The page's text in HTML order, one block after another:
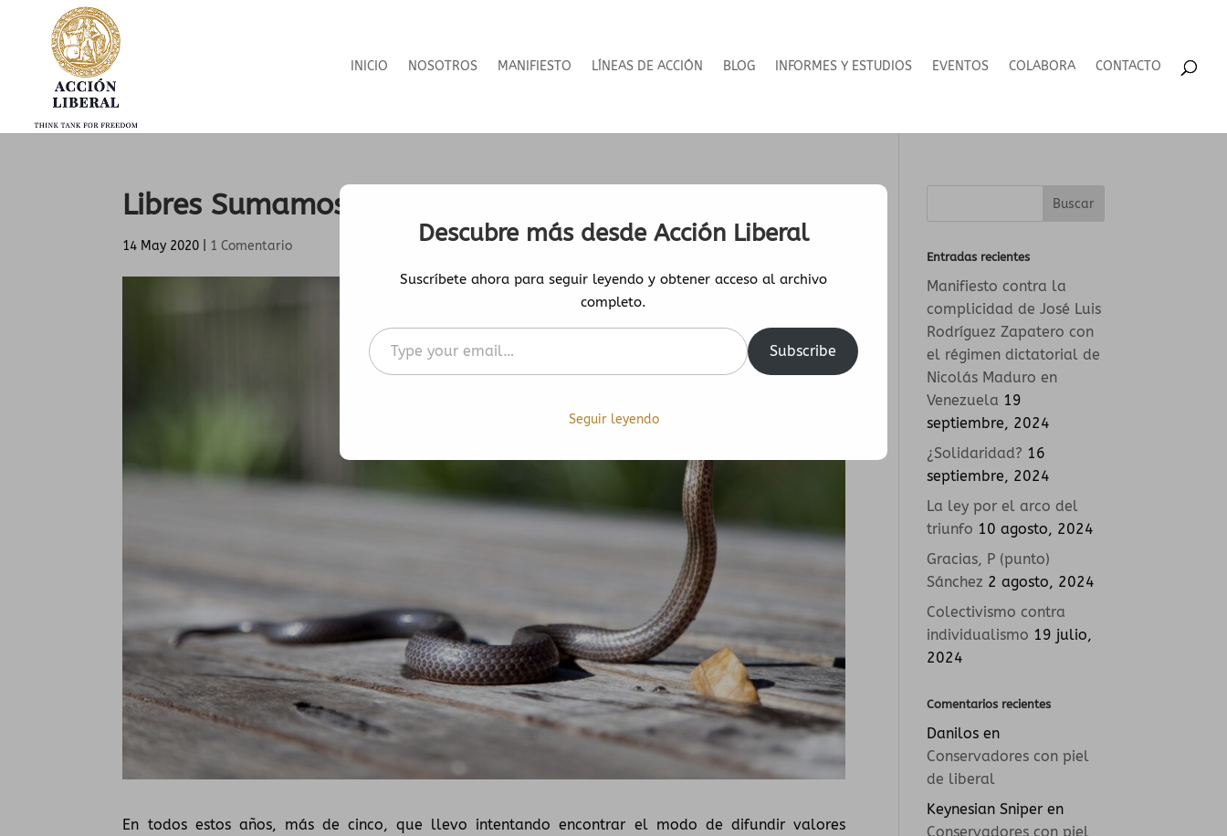
INICIO NOSOTROS MANIFIESTO LÍNEAS DE ACCIÓN BLOG INFORMES Y ESTUDIOS EVENTOS COLABORA CONTACTO
Libres Sumamos
14 May 2020 1 Comentario
En todos estos años, más de cinco, que llevo intentando encontrar el modo de difundir valores
Entradas recientes
Manifiesto contra la
complicidad de José Luis
Rodríguez Zapatero con
el régimen dictatorial de
Nicolás Maduro en
Venezuela 19
septiembre, 2024
¿Solidaridad? 16
septiembre, 2024
La ley por el arco del
triunfo 10 agosto, 2024
Gracias, P (punto)
Sánchez 2 agosto, 2024
Colectivismo contra
individualismo 19 julio,
2024
Comentarios recientes
Danilos en
Conservadores con piel
de liberal
Keynesian Sniper en
Conservadores con piel
Descubre más desde Acción Liberal
Suscríbete ahora para seguir leyendo y obtener acceso al archivo
completo.
Type
your
Subscribe
Seguir leyendo